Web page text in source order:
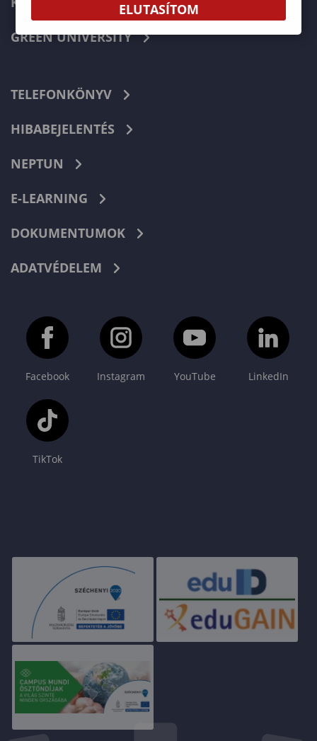
GREEN UNIVERSITY
TELEFONKÖNYV
HIBABEJELENTÉS
NEPTUN
E-LEARNING
DOKUMENTUMOK
ADATVÉDELEM
Facebook Instagram YouTube LinkedIn
TikTok
ELUTASÍTOM